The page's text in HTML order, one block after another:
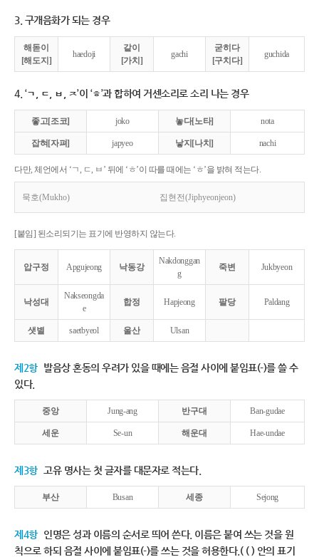
3. 구개음화가 되는 경우
해돋이
[해도지]
haedoji
같이
[가치]
gachi
굳히다
[구치다]
guchida
4. ‘ㄱ, ㄷ, ㅂ, ㅈ’이 ‘ㅎ’과 합하여 거센소리로 소리 나는 경우
좋고[조코] joko 놓다[노타] nota
잡혀[자펴] japyeo 낳지[나치] nachi
다만, 체언에서 ‘ㄱ, ㄷ, ㅂ’ 뒤에 ‘ㅎ’이 따를 때에는 ‘ㅎ’을 밝혀 적는다.
묵호(Mukho) 집현전(Jiphyeonjeon)
[붙임] 된소리되기는 표기에 반영하지 않는다.
압구정 Apgujeong 낙동강
Nakdonggan
g
죽변 Jukbyeon
낙성대
Nakseongda
e
합정 Hapjeong 팔당 Paldang
샛별 saetbyeol 울산 Ulsan
제2항 발음상 혼동의 우려가 있을 때에는 음절 사이에 붙임표(-)를 쓸 수
있다.
중앙 Jung-ang 반구대 Ban-gudae
세운 Se-un 해운대 Hae-undae
제3항 고유 명사는 첫 글자를 대문자로 적는다.
부산 Busan 세종 Sejong
제4항 인명은 성과 이름의 순서로 띄어 쓴다. 이름은 붙여 쓰는 것을 원
칙으로 하되 음절 사이에 붙임표(-)를 쓰는 것을 허용한다.( ( ) 안의 표기